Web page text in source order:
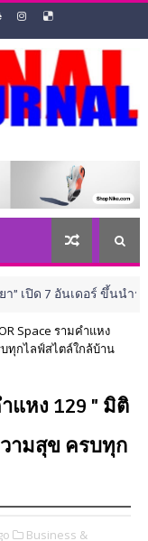
ดอร์ ขึ้นนำรอบแรกศึก “เ
Space รามคำแหง
ทุกไลฟ์สไตล์ใกล้บ้าน
ำแหง 129 " มิติ
ามสุข ครบทุก
Business &